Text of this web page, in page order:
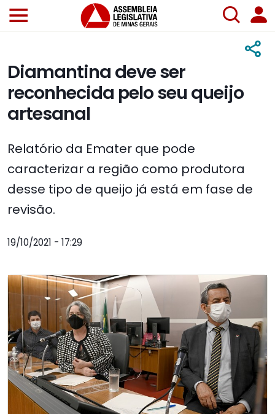
Diamantina deve ser
reconhecida pelo seu queijo
artesanal
Relatório da Emater que pode
caracterizar a região como produtora
desse tipo de queijo já está em fase de
revisão.
19/10/2021 - 17:29